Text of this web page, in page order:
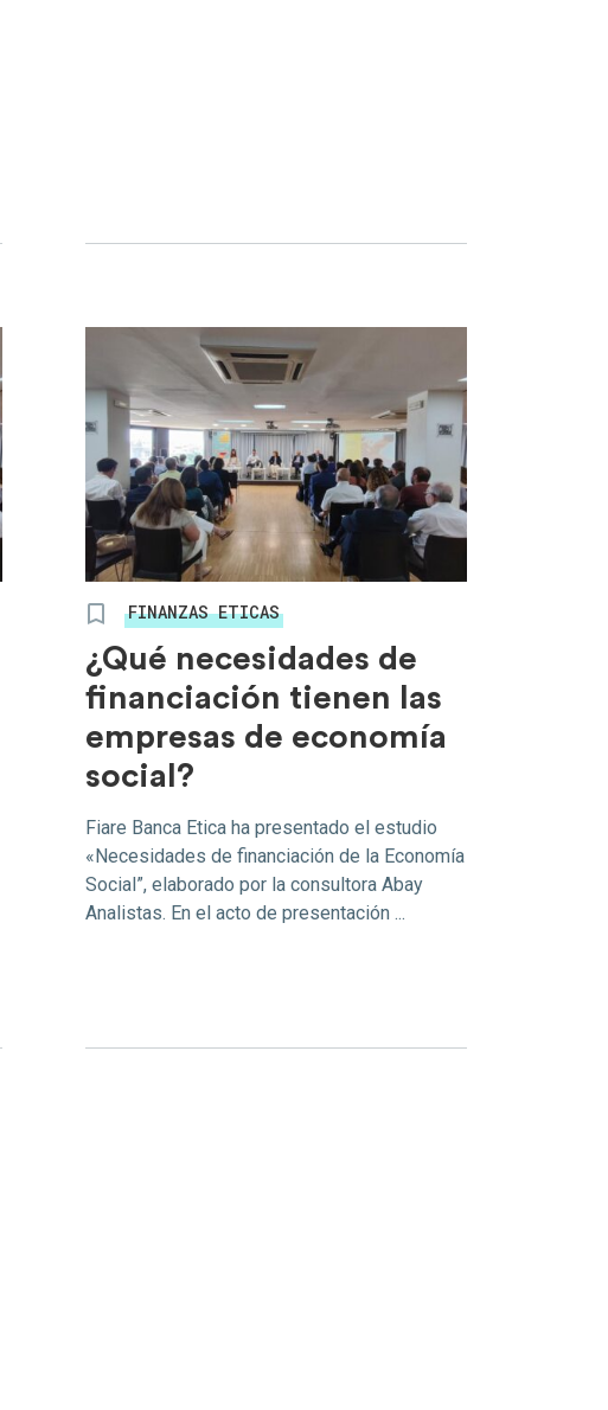
FINANZAS ETICAS
¿Qué necesidades de
financiación tienen las
empresas de economía
social?
Fiare Banca Etica ha presentado el estudio
«Necesidades de financiación de la Economía
Social”, elaborado por la consultora Abay
Analistas. En el acto de presentación ...